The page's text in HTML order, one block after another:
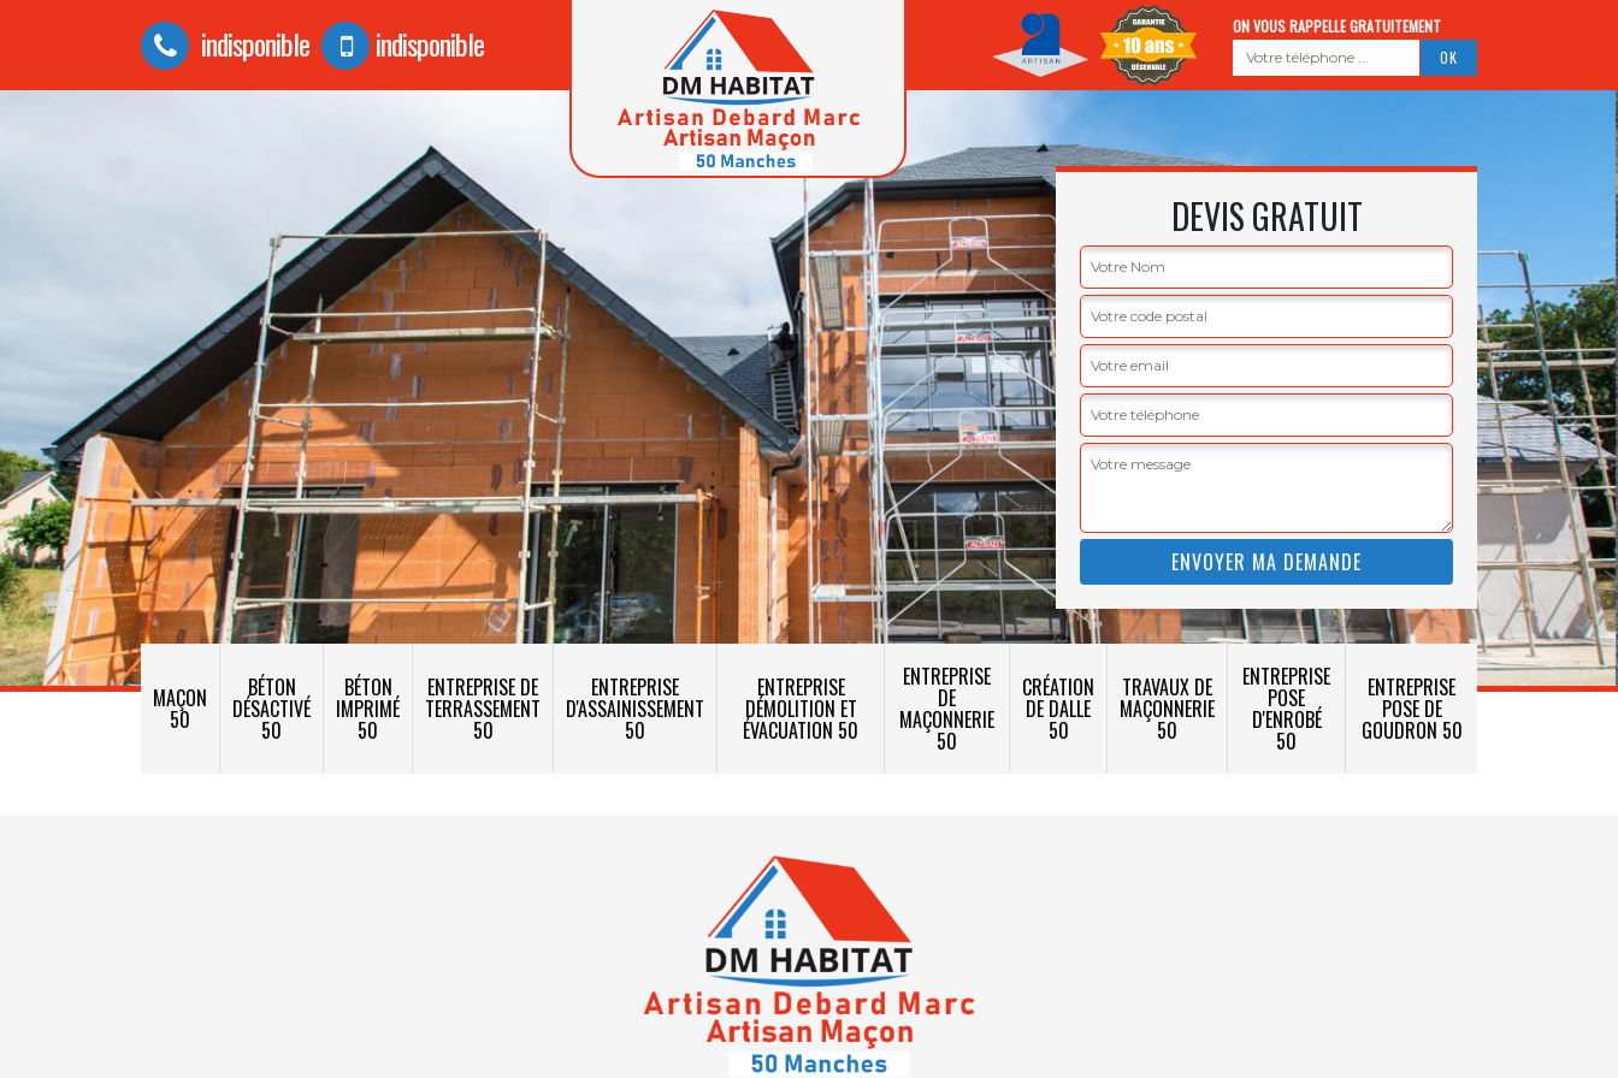
indisponible indisponible ON VOUS RAPPELLE GRATUITEMENT
DEVIS GRATUIT
MAÇON
50
BÉTON
DÉSACTIVÉ
50
BÉTON
IMPRIMÉ
50
ENTREPRISE DE
TERRASSEMENT
50
ENTREPRISE
D'ASSAINISSEMENT
50
ENTREPRISE
DÉMOLITION ET
ÉVACUATION 50
ENTREPRISE
DE
MAÇONNERIE
50
CRÉATION
DE DALLE
50
TRAVAUX DE
MAÇONNERIE
50
ENTREPRISE
POSE
D'ENROBÉ
50
ENTREPRISE
POSE DE
GOUDRON 50